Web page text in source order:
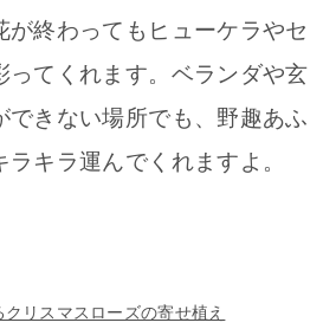
が終わってもヒューケラやセ
ってくれます。ベランダや玄
できない場所でも、野趣あふ
キラ運んでくれますよ。
リスマスローズの寄せ植え